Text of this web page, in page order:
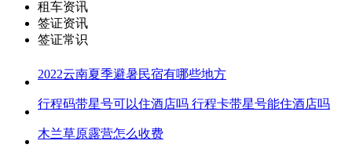
租车资讯
签证资讯
签证常识
2022云南夏季避暑民宿有哪些地方
行程码带星号可以住酒店吗 行程卡带星号能住酒店吗
木兰草原露营怎么收费